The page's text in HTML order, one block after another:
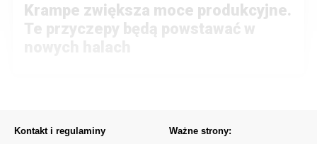
Krampe zwiększa moce produkcyjne.
Te przyczepy będą powstawać w
Kontakt i regulaminy
Ważne strony: